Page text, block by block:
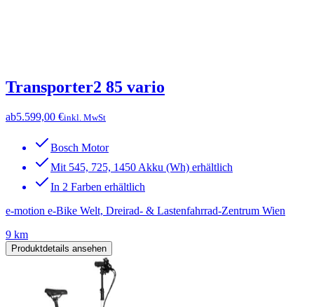
Transporter2 85 vario
ab5.599,00 €inkl. MwSt
Bosch Motor
Mit 545, 725, 1450 Akku (Wh) erhältlich
In 2 Farben erhältlich
e-motion e-Bike Welt, Dreirad- & Lastenfahrrad-Zentrum Wien
9 km
Produktdetails ansehen